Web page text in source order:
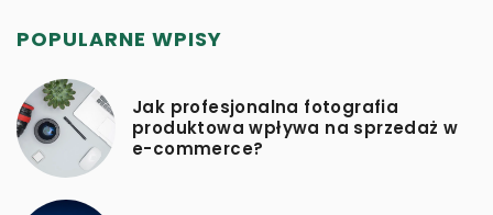
POPULARNE WPISY
Jak profesjonalna fotografia
produktowa wpływa na sprzedaż w
e-commerce?